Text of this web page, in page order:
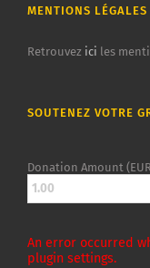
MENTIONS LÉGALES
Retrouvez ici les
SOUTENEZ VOTRE
Donation Amount
An error occurred
plugin settings.